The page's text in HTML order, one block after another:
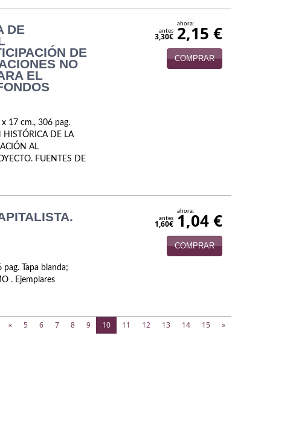
DE
DE
NO
EL
17 cm., 306 pag.
HISTÓRICA DE LA
AL
FUENTES DE
antes
3,30€
ahora:
2,15 €
COMPRAR
Tapa blanda;
. Ejemplares
antes
1,60€
ahora:
1,04 €
COMPRAR
« 5 6 7 8 9 10(current)
11 12 13 14 15 »